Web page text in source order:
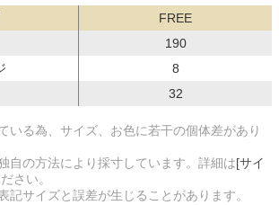
FREE
190
8
32
いる為、サイズ、お色に若干の個体差があり
自の方法により採寸しています。詳細は[サイ
さい。
記サイズと誤差が生じることがあります。